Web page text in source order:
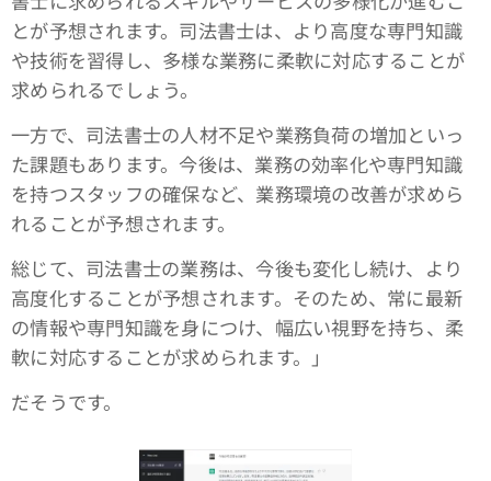
とが予想されます。司法書士は、より高度な専門知識
や技術を習得し、多様な業務に柔軟に対応することが
求められるでしょう。
一方で、司法書士の人材不足や業務負荷の増加といっ
た課題もあります。今後は、業務の効率化や専門知識
を持つスタッフの確保など、業務環境の改善が求めら
れることが予想されます。
総じて、司法書士の業務は、今後も変化し続け、より
高度化することが予想されます。そのため、常に最新
の情報や専門知識を身につけ、幅広い視野を持ち、柔
軟に対応することが求められます。」
だそうです。